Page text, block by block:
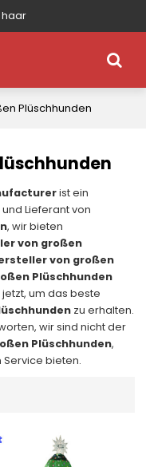
Plüschhunden
ist ein
Lieferant von
, wir bieten
von großen
von großen
Plüschhunden
um das beste
zu erhalten.
wir sind nicht der
Plüschhunden,
bieten.